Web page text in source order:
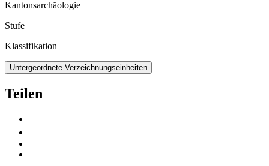
Kantonsarchäologie
Stufe
Klassifikation
Untergeordnete Verzeichnungseinheiten
Teilen